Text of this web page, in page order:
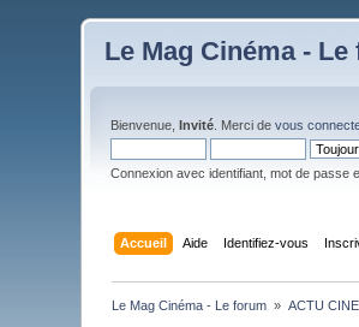
Le Mag Cinéma - Le
Bienvenue,Invité . Merci devous
Connexion avec identifiant, mot de passe
Accueil Aide Identifiez-vous
Le Mag Cinéma - Le forum » ACTU CINE